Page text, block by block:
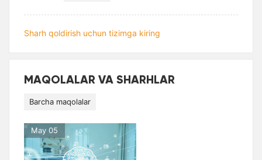
Sharh qoldirish uchun tizimga kiring
MAQOLALAR VA SHARHLAR
Barcha maqolalar
May 05